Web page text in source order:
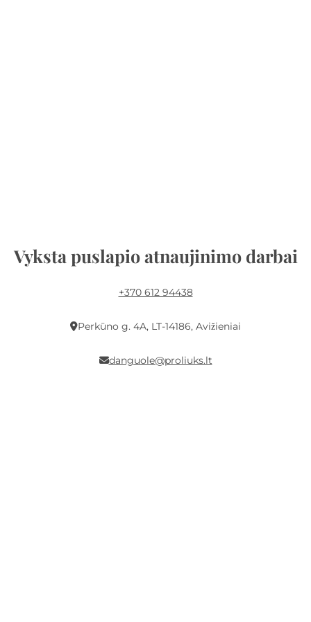
Vyksta puslapio atnaujinimo darbai
+370 612 94438
Perkūno g. 4A, LT-14186, Avižieniai
danguole@proliuks.lt